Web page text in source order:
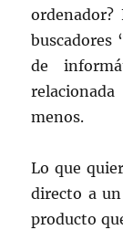
ordenador?
buscadores
de
menos.
Lo que
directo a
producto